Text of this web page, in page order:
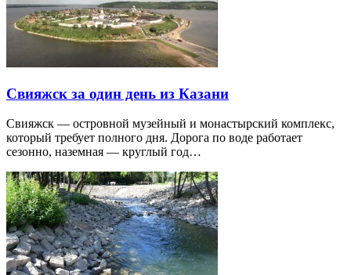
Свияжск за один день из Казани
Свияжск — островной музейный и монастырский комплекс,
который требует полного дня. Дорога по воде работает
сезонно, наземная — круглый год…